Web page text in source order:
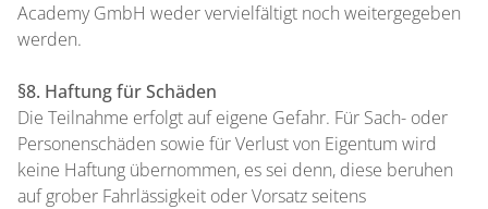
Academy GmbH weder vervielfältigt noch weitergegeben
werden.
§8. Haftung für Schäden
Die Teilnahme erfolgt auf eigene Gefahr. Für Sach- oder
Personenschäden sowie für Verlust von Eigentum wird
keine Haftung übernommen, es sei denn, diese beruhen
auf grober Fahrlässigkeit oder Vorsatz seitens